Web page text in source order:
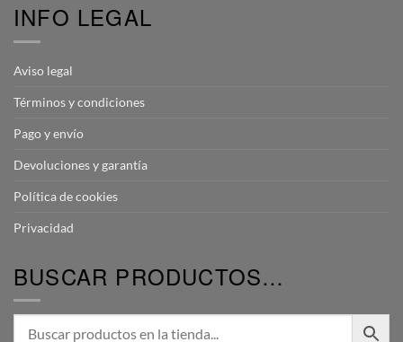
INFO LEGAL
Aviso legal
Términos y condiciones
Pago y envío
Devoluciones y garantía
Política de cookies
Privacidad
BUSCAR PRODUCTOS…